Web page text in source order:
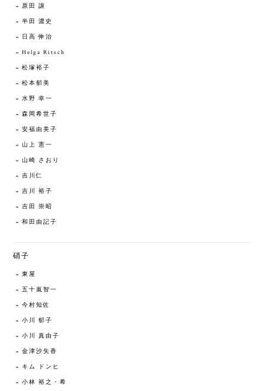
原田 譲
半田 濃史
日高 伸治
Helga Ritsch
松塚裕子
松本郁美
水野 幸一
森岡希世子
安福由美子
山上 憲一
山崎 さおり
吉川仁
吉川 裕子
吉田 崇昭
和田由記子
硝子
東屋
五十嵐智一
今村知佐
小川 郁子
小川 真由子
金津沙矢香
キム ドンヒ
小林 裕之・希